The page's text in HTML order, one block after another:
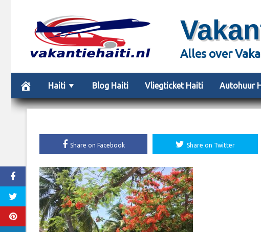
content
Alles over
Haiti Blog Haiti Vliegticket Haiti Autohuur
Share on Facebook Share on Twitter